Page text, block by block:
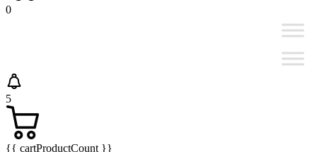
0
5
{{ cartProductCount }}